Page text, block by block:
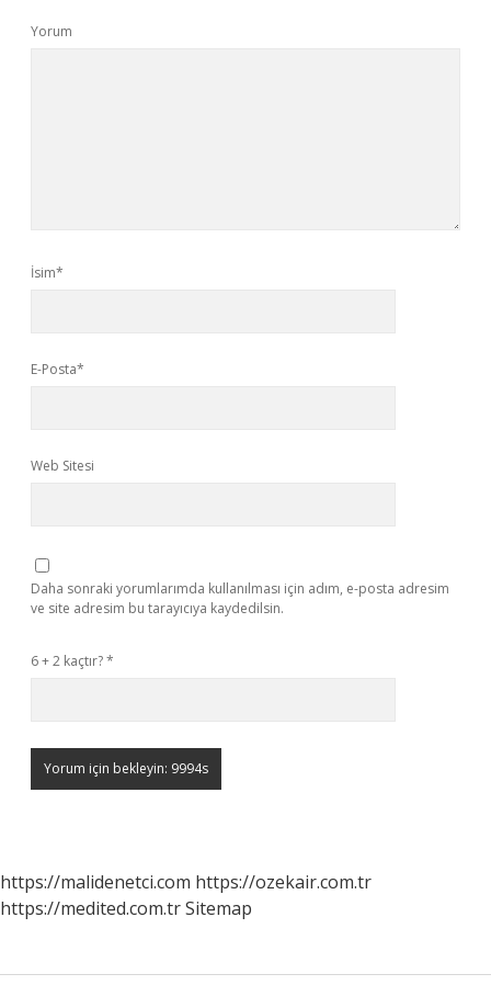
Yorum
İsim*
E-Posta*
Web Sitesi
Daha sonraki yorumlarımda kullanılması için adım, e-posta adresim
ve site adresim bu tarayıcıya kaydedilsin.
6 + 2 kaçtır?*
https://malidenetci.com https://ozekair.com.tr
https://medited.com.trSitemap